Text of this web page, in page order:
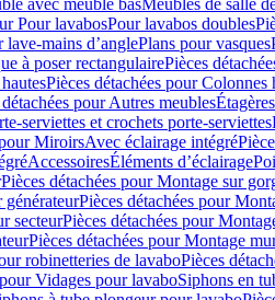
avec meuble basMeubles de salle
Pour lavabosPour lavabos doubles
lave-mains d’anglePlans pour vasques
à poser rectangulairePièces
Pièces détachées pour Colonnes
pour Autres meubles
serviettes et crochets porte-serviettes
MiroirsAvec éclairage intégré
AccessoiresÉléments d’éclairage
Pièces détachées pour Montage sur
Pièces détachées pour
secteurPièces détachées pour
Pièces détachées pour Montage
robinetteries de lavaboPièces
Vidages pour lavaboSiphons en